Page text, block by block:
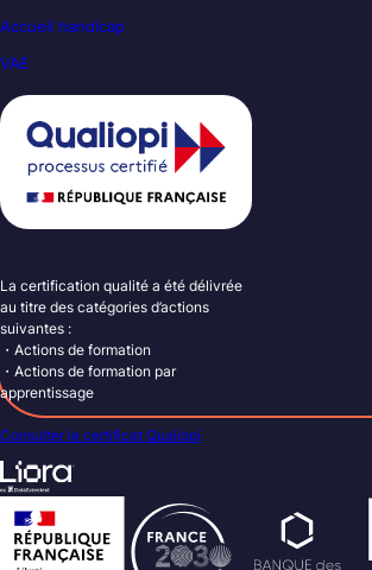
Accueil handicap
VAE
La certification qualité a été délivrée
au titre des catégories d’actions
suivantes :
・Actions de formation
・Actions de formation par
apprentissage
Consulter le certificat Qualiopi